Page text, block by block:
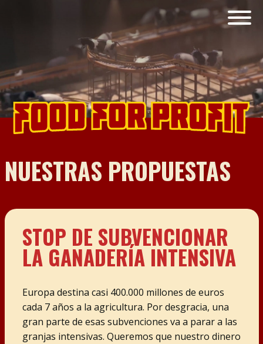
NUESTRAS PROPUESTAS
STOP DE SUBVENCIONAR
LA GANADERÍA INTENSIVA
Europa destina casi 400.000 millones de euros
cada 7 años a la agricultura. Por desgracia, una
gran parte de esas subvenciones va a parar a las
granjas intensivas. Queremos que nuestro dinero